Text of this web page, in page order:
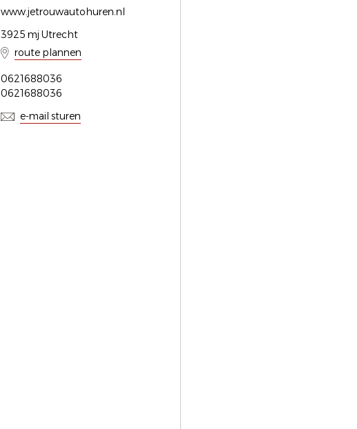
www.jetrouwautohuren.nl
3925 mj Utrecht
route plannen
0621688036
0621688036
e-mail sturen